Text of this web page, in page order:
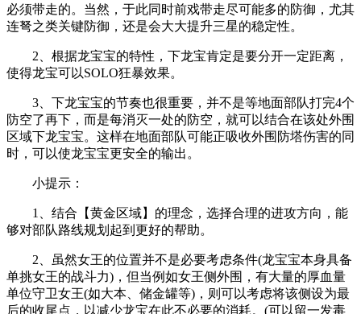
必须带走的。当然，于此同时前戏带走尽可能多的防御，尤其
连弩之类关键防御，还是会大大提升三星的稳定性。
2、根据龙宝宝的特性，下龙宝肯定是要分开一定距离，
使得龙宝可以SOLO狂暴效果。
3、下龙宝宝的节奏也很重要，并不是等地面部队打完4个
防空了再下，而是每消灭一处的防空，就可以结合在该处外围
区域下龙宝宝。这样在地面部队可能正吸收外围防塔伤害的同
时，可以使龙宝宝更安全的输出。
小提示：
1、结合【黄金区域】的理念，选择合理的进攻方向，能
够对部队路线规划起到更好的帮助。
2、虽然女王的位置并不是必要考虑条件(龙宝宝本身具备
单挑女王的战斗力)，但当例如女王侧外围，有大量的厚血量
单位守卫女王(如大本、储金罐等)，则可以考虑将该侧设为最
后的收尾点，以减少龙宝在此不必要的消耗。(可以留一发毒